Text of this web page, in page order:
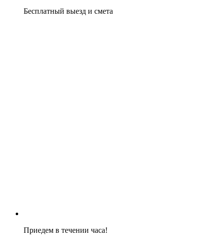
Бесплатный выезд и смета
Приедем в течении часа!